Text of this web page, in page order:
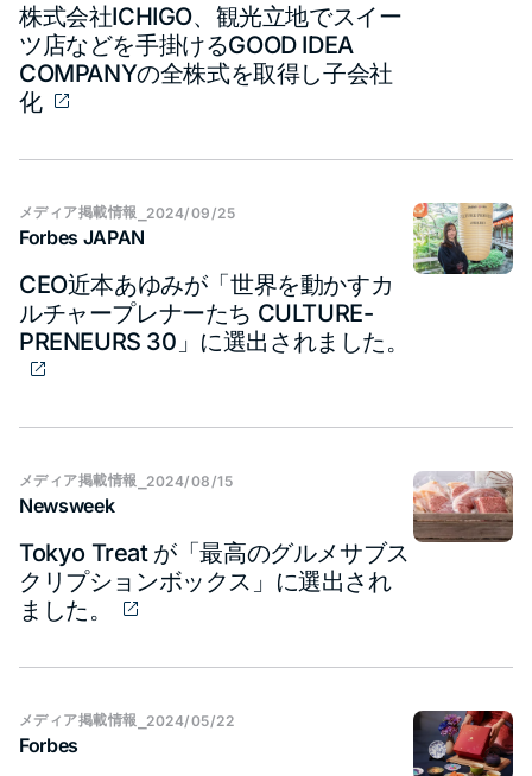
株式会社ICHIGO、観光立地でスイー
ツ店などを手掛けるGOOD IDEA
COMPANYの全株式を取得し子会社
化
メディア​掲載情報 2024/09/25
Forbes JAPAN
CEO近本あゆみが「世界を動かすカ
ルチャープレナーたち CULTURE-
PRENEURS 30」に選出されました。
メディア​掲載情報 2024/08/15
Newsweek
Tokyo Treat が「最高のグルメサブス
クリプションボックス」に選出され
ました。
メディア​掲載情報 2024/05/22
Forbes